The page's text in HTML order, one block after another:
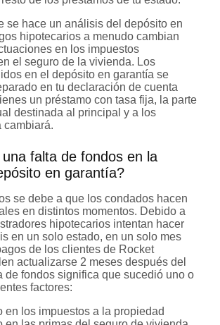
se hace un análisis del depósito en
hipotecarios a menudo cambian
en los impuestos
el seguro de la vivienda. Los
en el depósito en garantía se
en tu declaración de cuenta
un préstamo con tasa fija, la parte
destinada al principal y a los
cambiará.
falta de fondos en la
en garantía?
se debe a que los condados hacen
en distintos momentos. Debido a
hipotecarios intentan hacer
en un solo estado, en un solo mes
de los clientes de Rocket
actualizarse 2 meses después del
de fondos significa que sucedió uno o
factores:
en los impuestos a la propiedad